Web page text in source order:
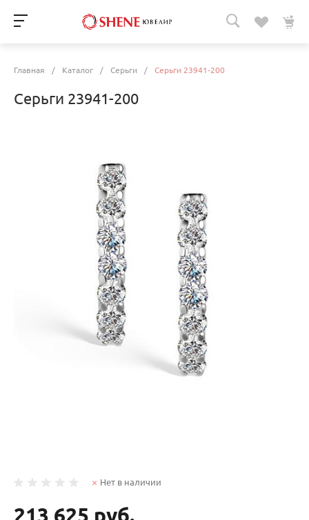
Главная / Каталог / Серьги / Серьги 23941-200
Серьги 23941-200
Нет в наличии
213 625 руб.